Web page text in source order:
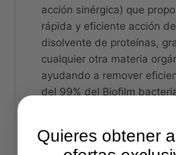
acción sinérgica) que
rápida y eficiente acción
disolvente de proteínas,
cualquier otra materia
ayudando a remover
del 99% del Biofilm
permitiendo realizar
Quieres obtener